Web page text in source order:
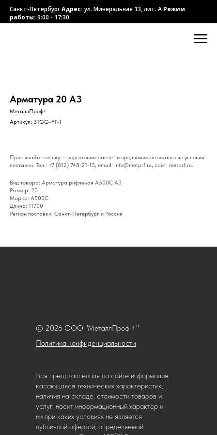
Санкт-ПетербургАдрес:ул. Минеральная 13, лит. А Режим
работы: 9:00 - 17:30
Арматура 20 А3
МеталлПроф+
Артикул: 31GG-FT-1
Присылайте заявку — подготовим расчёт и предложим оптимальные условия
поставки. Тел.: +7 (812) 748-21-13, email: info@metprf.ru, сайт: metprf.ru.
Вид товара: Арматура рифленая А500С А3
Размер: 20
Марка: А500С
Длина: 11700
Регион поставки: Санкт-Петербург и Россия
Политика конфиденциальности
© 2026 ООО "МеталлПроф +"
Вся представленная на сайте информация,
касающаяся технических характеристик,
наличия на складе, стоимости товаров и
услуг, носит информационный характер и
ни при каких условиях не является
публичной офертой, определяемой